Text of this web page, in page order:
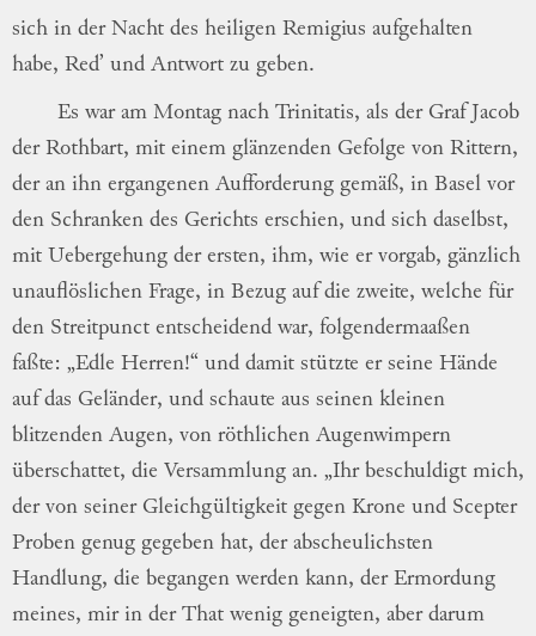
sich in der Nacht des heiligen Remigius aufgehalten
habe, Red’ und Antwort zu geben.
Es war am Montag nach Trinitatis, alsder Graf Jacob
der Rothbart, mit einem glänzenden Gefolge von Rittern,
der an ihn ergangenen Aufforderung gemäß, in Basel vor
den Schranken des Gerichts erschien, und sich daselbst,
mit Uebergehung der ersten, ihm, wie er vorgab, gänzlich
unauflöslichen Frage, in Bezug auf die zweite, welche für
den Streitpunct entscheidend war, folgendermaaßen
faßte: „Edle Herren!“ und damit stützte er seine Hände
auf das Geländer, und schaute aus seinen kleinen
blitzenden Augen, von röthlichen Augenwimpern
überschattet, die Versammlung an. „Ihr beschuldigt mich,
der von seiner Gleichgültigkeit gegen Krone und Scepter
Proben genug gegeben hat, der abscheulichsten
Handlung, die begangen werden kann, der Ermordung
meines, mir in der That wenig geneigten, aber darum